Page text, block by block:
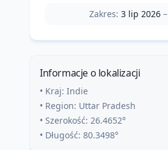
Zakres: 3 lip 2026–
Informacje o lokalizacji
• Kraj: Indie
• Region: Uttar Pradesh
• Szerokość: 26.4652°
• Długość: 80.3498°